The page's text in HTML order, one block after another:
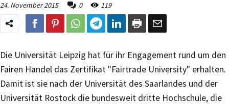
24. November 2015
0 119
Die Universität Leipzig hat für ihr Engagement rund um den
Fairen Handel das Zertifikat "Fairtrade University" erhalten.
Damit ist sie nach der Universität des Saarlandes und der
Universität Rostock die bundesweit dritte Hochschule, die